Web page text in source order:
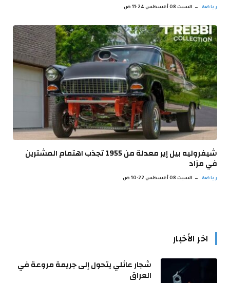
رياضة السبت 08 أغسطس 11:24 ص
شيفروليه بيل إير معدلة من 1955 تجذب اهتمام المشترين
في مزاد
رياضة السبت 08 أغسطس 10:22 ص
اخر الأخبار
شجار عائلي يتحول إلى جريمة مروعة في
العراق